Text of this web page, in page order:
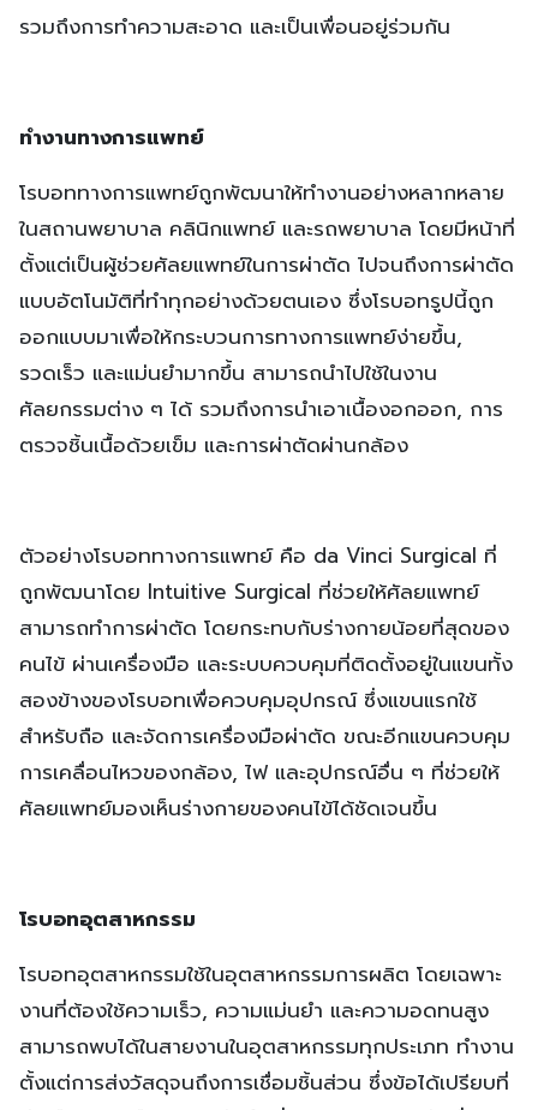
รวมถึงการทำความสะอาด และเป็นเพื่อนอยู่ร่วมกัน
ทำงานทางการแพทย์
โรบอททางการแพทย์ถูกพัฒนาให้ทำงานอย่างหลากหลาย
ในสถานพยาบาล คลินิกแพทย์ และรถพยาบาล โดยมีหน้าที่
ตั้งแต่เป็นผู้ช่วยศัลยแพทย์ในการผ่าตัด ไปจนถึงการผ่าตัด
แบบอัตโนมัติที่ทำทุกอย่างด้วยตนเอง ซึ่งโรบอทรูปนี้ถูก
ออกแบบมาเพื่อให้กระบวนการทางการแพทย์ง่ายขึ้น,
รวดเร็ว และแม่นยำมากขึ้น สามารถนำไปใช้ในงาน
ศัลยกรรมต่าง ๆ ได้ รวมถึงการนำเอาเนื้องอกออก, การ
ตรวจชิ้นเนื้อด้วยเข็ม และการผ่าตัดผ่านกล้อง
ตัวอย่างโรบอททางการแพทย์ คือ da Vinci Surgical ที่
ถูกพัฒนาโดย Intuitive Surgical ที่ช่วยให้ศัลยแพทย์
สามารถทำการผ่าตัด โดยกระทบกับร่างกายน้อยที่สุดของ
คนไข้ ผ่านเครื่องมือ และระบบควบคุมที่ติดตั้งอยู่ในแขนทั้ง
สองข้างของโรบอทเพื่อควบคุมอุปกรณ์ ซึ่งแขนแรกใช้
สำหรับถือ และจัดการเครื่องมือผ่าตัด ขณะอีกแขนควบคุม
การเคลื่อนไหวของกล้อง, ไฟ และอุปกรณ์อื่น ๆ ที่ช่วยให้
ศัลยแพทย์มองเห็นร่างกายของคนไข้ได้ชัดเจนขึ้น
โรบอทอุตสาหกรรม
โรบอทอุตสาหกรรมใช้ในอุตสาหกรรมการผลิต โดยเฉพาะ
งานที่ต้องใช้ความเร็ว, ความแม่นยำ และความอดทนสูง
สามารถพบได้ในสายงานในอุตสาหกรรมทุกประเภท ทำงาน
ตั้งแต่การส่งวัสดุจนถึงการเชื่อมชิ้นส่วน ซึ่งข้อได้เปรียบที่